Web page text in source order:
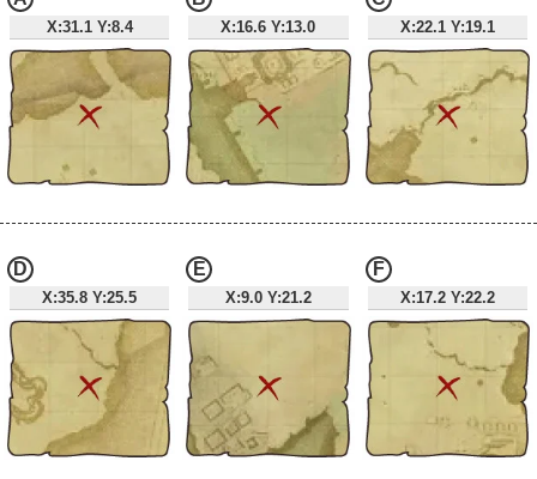
G
X:31.1 Y:8.4 X:16.6 Y:13.0 X:22.1 Y:19.1
X:35.8 Y:25.5
D
X:9.0 Y:21.2
E
X:17.2 Y:22.2
F